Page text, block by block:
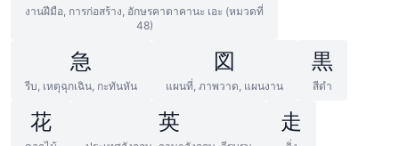
งานฝีมือ, การก่อสร้าง, อักษรคาตาคานะ เอะ (หมวดที่
48)
急
รีบ, เหตุฉุกเฉิน, กะทันหัน
図
แผนที่, ภาพวาด, แผนงาน
黒
สีดำ
花 英 走